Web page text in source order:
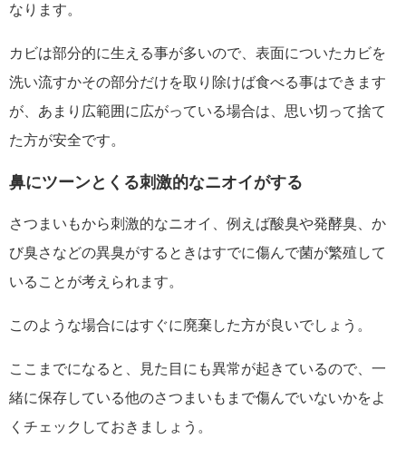
なります。
カビは部分的に生える事が多いので、表面についたカビを
洗い流すかその部分だけを取り除けば食べる事はできます
が、あまり広範囲に広がっている場合は、思い切って捨て
た方が安全です。
鼻にツーンとくる刺激的なニオイがする
さつまいもから刺激的なニオイ、例えば酸臭や発酵臭、か
び臭さなどの異臭がするときはすでに傷んで菌が繁殖して
いることが考えられます。
このような場合にはすぐに廃棄した方が良いでしょう。
ここまでになると、見た目にも異常が起きているので、一
緒に保存している他のさつまいもまで傷んでいないかをよ
くチェックしておきましょう。